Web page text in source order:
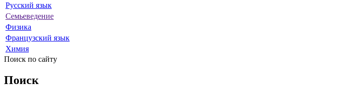
Русский язык
Семьеведение
Физика
Французский язык
Химия
Поиск по сайту
Поиск